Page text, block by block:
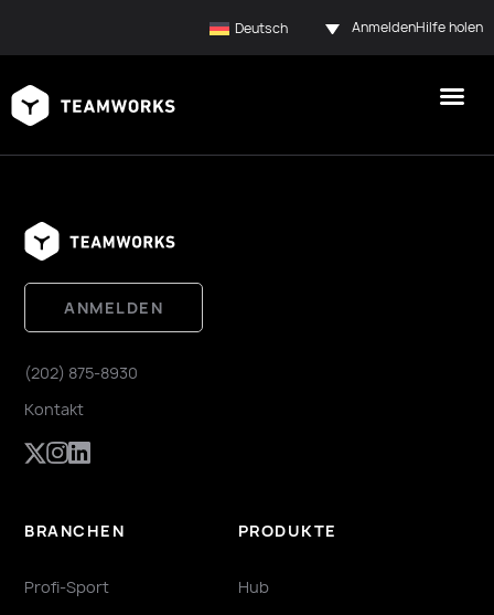
Deutsch AnmeldenHilfe holen
ANMELDEN
(202) 875-8930
Kontakt
BRANCHEN
Profi-Sport
PRODUKTE
Hub